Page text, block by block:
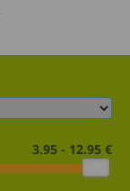
3.95 - 12.95 €